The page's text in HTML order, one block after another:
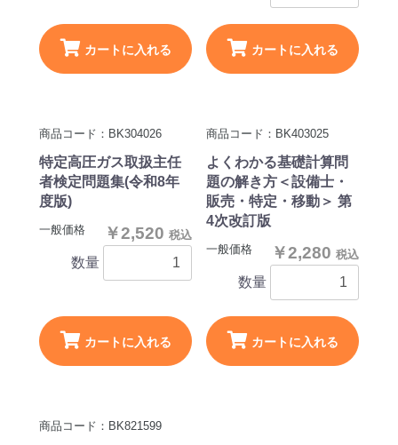
カートに入れる カートに入れる
商品コード：BK304026
特定高圧ガス取扱主任
者検定問題集(令和8年
度版)
一般価格 ￥2,520 税込
数量
カートに入れる
商品コード：BK403025
よくわかる基礎計算問
題の解き方＜設備士・
販売・特定・移動＞ 第
4次改訂版
一般価格 ￥2,280 税込
数量
カートに入れる
商品コード：BK821599